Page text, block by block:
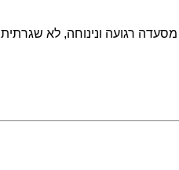
רגועה ונינוחה, לא שגרתית